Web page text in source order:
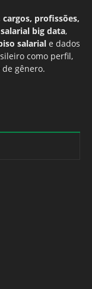
cargos, profissões,
big data,
salarial e dados
como perfil,
gênero.